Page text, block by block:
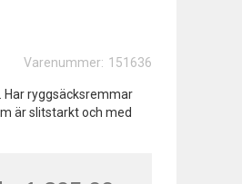
Varenummer: 151636
Har ryggsäcksremmar
är slitstarkt och med